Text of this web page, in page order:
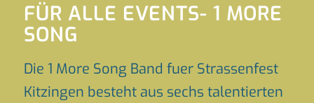
FÜR ALLE EVENTS- 1 MORE
SONG
Die 1 More Song Band fuer Strassenfest
Kitzingen besteht aus sechs talentierten